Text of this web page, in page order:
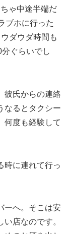
ゃ中途半端だ
ブホに行った
ダウダ時間も
ぐらいでし
彼氏からの連絡
なるとタクシー
何度も経験して
時に連れて行っ
ーへ。そこは安
店なのです。